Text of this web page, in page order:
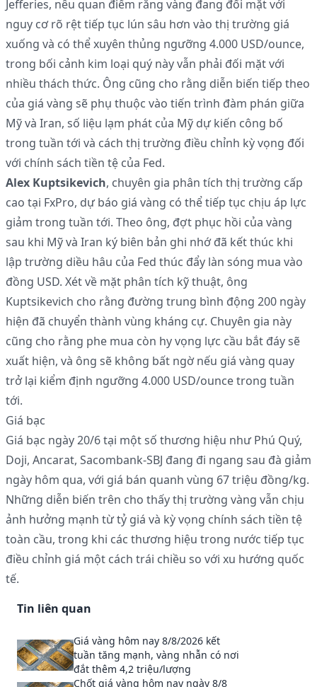
Jefferies, nêu quan điểm rằng vàng đang đối mặt với
nguy cơ rõ rệt tiếp tục lún sâu hơn vào thị trường giá
xuống và có thể xuyên thủng ngưỡng 4.000 USD/ounce,
trong bối cảnh kim loại quý này vẫn phải đối mặt với
nhiều thách thức. Ông cũng cho rằng diễn biến tiếp theo
của giá vàng sẽ phụ thuộc vào tiến trình đàm phán giữa
Mỹ và Iran, số liệu lạm phát của Mỹ dự kiến công bố
trong tuần tới và cách thị trường điều chỉnh kỳ vọng đối
với chính sách tiền tệ của Fed.
Alex Kuptsikevich, chuyên gia phân tích thị trường cấp
cao tại FxPro, dự báo giá vàng có thể tiếp tục chịu áp lực
giảm trong tuần tới. Theo ông, đợt phục hồi của vàng
sau khi Mỹ và Iran ký biên bản ghi nhớ đã kết thúc khi
lập trường diều hâu của Fed thúc đẩy làn sóng mua vào
đồng USD. Xét về mặt phân tích kỹ thuật, ông
Kuptsikevich cho rằng đường trung bình động 200 ngày
hiện đã chuyển thành vùng kháng cự. Chuyên gia này
cũng cho rằng phe mua còn hy vọng lực cầu bắt đáy sẽ
xuất hiện, và ông sẽ không bất ngờ nếu giá vàng quay
trở lại kiểm định ngưỡng 4.000 USD/ounce trong tuần
tới.
Giá bạc
Giá bạc ngày 20/6 tại một số thương hiệu như Phú Quý,
Doji, Ancarat, Sacombank-SBJ đang đi ngang sau đà giảm
ngày hôm qua, với giá bán quanh vùng 67 triệu đồng/kg.
Những diễn biến trên cho thấy thị trường vàng vẫn chịu
ảnh hưởng mạnh từ tỷ giá và kỳ vọng chính sách tiền tệ
toàn cầu, trong khi các thương hiệu trong nước tiếp tục
điều chỉnh giá một cách trái chiều so với xu hướng quốc
tế.
Tin liên quan
Giá vàng hôm nay 8/8/2026 kết
tuần tăng mạnh, vàng nhẫn có nơi
đắt thêm 4,2 triệu/lượng
Chốt giá vàng hôm nay ngày 8/8